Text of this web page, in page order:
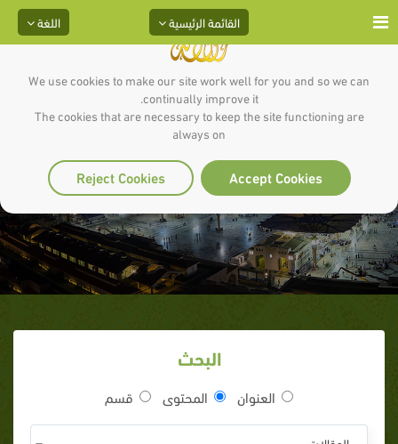
We use cookies to make our site work well for you and so we can
continually improve it.
The cookies that are necessary to keep the site functioning are
always on
Accept Cookies
Reject Cookies
اللغة القائمة الرئيسية
تلاوة السلف
البحث
العنوان المحتوى قسم